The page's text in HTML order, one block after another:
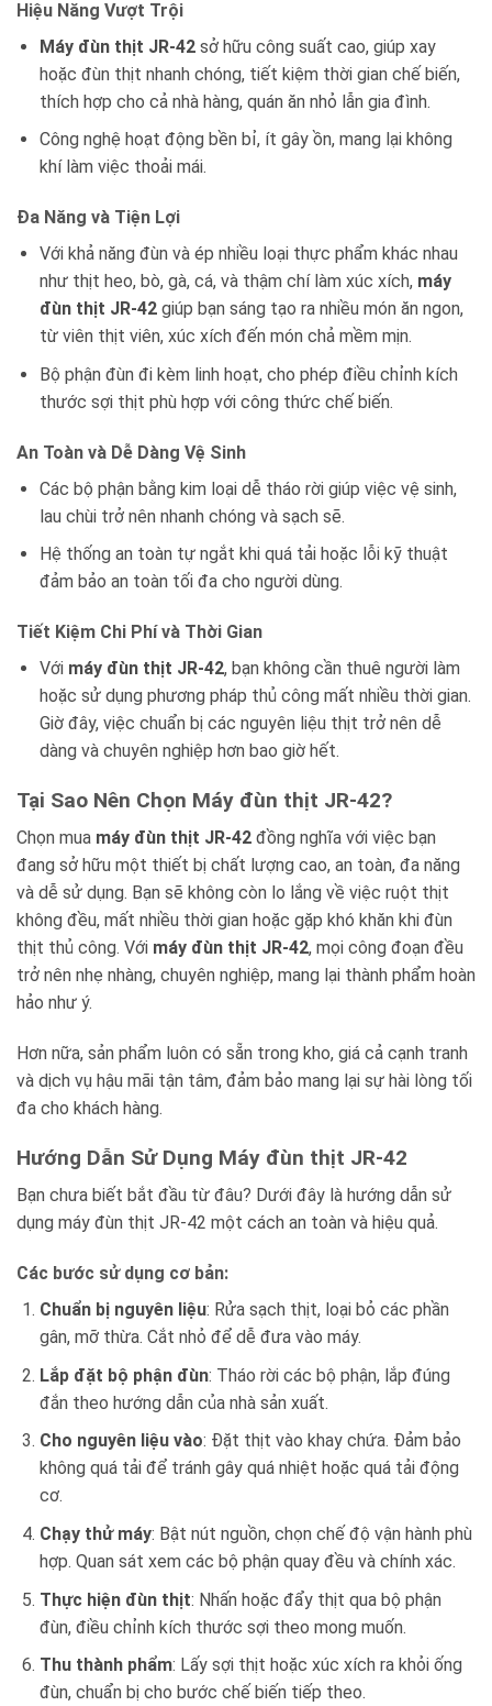
Hiệu Năng Vượt Trội
Máy đùn thịt JR-42sở hữu công suất cao, giúp xay
hoặc đùn thịt nhanh chóng, tiết kiệm thời gian chế biến,
thích hợp cho cả nhà hàng, quán ăn nhỏ lẫn gia đình.
Công nghệ hoạt động bền bỉ, ít gây ồn, mang lại không
khí làm việc thoải mái.
Đa Năng và Tiện Lợi
Với khả năng đùn và ép nhiều loại thực phẩm khác nhau
như thịt heo, bò, gà, cá, và thậm chí làm xúc xích, máy
đùn thịt JR-42giúp bạn sáng tạo ra nhiều món ăn ngon,
từ viên thịt viên, xúc xích đến món chả mềm mịn.
Bộ phận đùn đi kèm linh hoạt, cho phép điều chỉnh kích
thước sợi thịt phù hợp với công thức chế biến.
An Toàn và Dễ Dàng Vệ Sinh
Các bộ phận bằng kim loại dễ tháo rời giúp việc vệ sinh,
lau chùi trở nên nhanh chóng và sạch sẽ.
Hệ thống an toàn tự ngắt khi quá tải hoặc lỗi kỹ thuật
đảm bảo an toàn tối đa cho người dùng.
Tiết Kiệm Chi Phí và Thời Gian
Với máy đùn thịt JR-42, bạn không cần thuê người làm
hoặc sử dụng phương pháp thủ công mất nhiều thời gian.
Giờ đây, việc chuẩn bị các nguyên liệu thịt trở nên dễ
dàng và chuyên nghiệp hơn bao giờ hết.
Tại Sao Nên Chọn Máy đùn thịt JR-42?
Chọn mua máy đùn thịt JR-42 đồng nghĩa với việc bạn
đang sở hữu một thiết bị chất lượng cao, an toàn, đa năng
và dễ sử dụng. Bạn sẽ không còn lo lắng về việc ruột thịt
không đều, mất nhiều thời gian hoặc gặp khó khăn khi đùn
thịt thủ công. Với máy đùn thịt JR-42, mọi công đoạn đều
trở nên nhẹ nhàng, chuyên nghiệp, mang lại thành phẩm hoàn
hảo như ý.
Hơn nữa, sản phẩm luôn có sẵn trong kho, giá cả cạnh tranh
và dịch vụ hậu mãi tận tâm, đảm bảo mang lại sự hài lòng tối
đa cho khách hàng.
Hướng Dẫn Sử Dụng Máy đùn thịt JR-42
Bạn chưa biết bắt đầu từ đâu? Dưới đây là hướng dẫn sử
dụng máy đùn thịt JR-42 một cách an toàn và hiệu quả.
Các bước sử dụng cơ bản:
Chuẩn bị nguyên liệu: Rửa sạch thịt, loại bỏ các phần
gân, mỡ thừa. Cắt nhỏ để dễ đưa vào máy.
Lắp đặt bộ phận đùn: Tháo rời các bộ phận, lắp đúng
đắn theo hướng dẫn của nhà sản xuất.
Cho nguyên liệu vào: Đặt thịt vào khay chứa. Đảm bảo
không quá tải để tránh gây quá nhiệt hoặc quá tải động
cơ.
Chạy thử máy: Bật nút nguồn, chọn chế độ vận hành phù
hợp. Quan sát xem các bộ phận quay đều và chính xác.
Thực hiện đùn thịt: Nhấn hoặc đẩy thịt qua bộ phận
đùn, điều chỉnh kích thước sợi theo mong muốn.
Thu thành phẩm: Lấy sợi thịt hoặc xúc xích ra khỏi ống
đùn, chuẩn bị cho bước chế biến tiếp theo.